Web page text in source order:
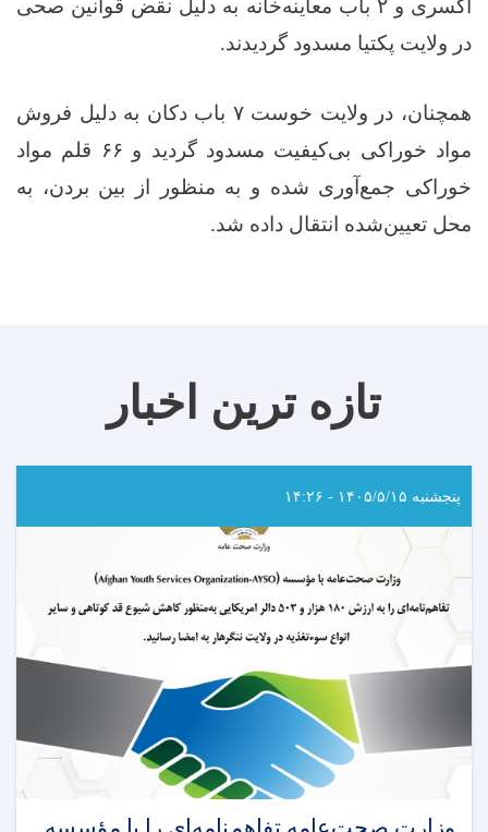
اکسری و۲ باب معاینه‌خانه به دلیل نقض قوانین صحی
در ولایت پکتیا مسدود گردیدند.
همچنان، در ولایت خوست۷ باب دکان به دلیل فروش
مواد خوراکی بی‌کیفیت مسدود گردید و ۶۶ قلم مواد
خوراکی جمع‌آوری شده و به منظور از بین بردن، به
محل تعیین‌شده انتقال داده شد.
تازه ترین اخبار
پنجشنبه ۱۴۰۵/۵/۱۵ - ۱۴:۲۶